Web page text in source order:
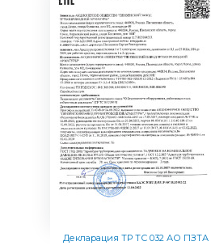
Декларация ТР ТС 032 АО ПЗТА